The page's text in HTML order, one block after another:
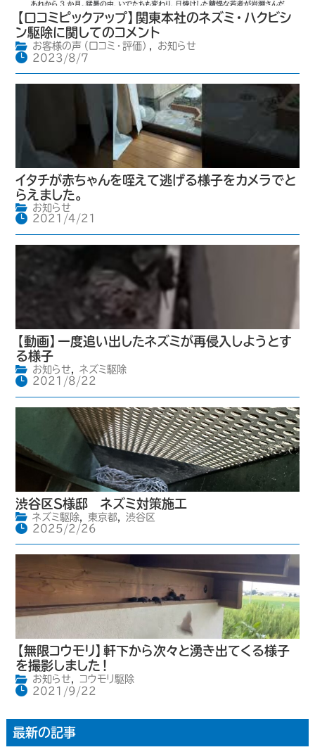
【口コミピックアップ】関東本社のネズミ・ハクビシ
ン駆除に関してのコメント
お客様の声（口コミ・評価） ,
お知らせ
2023/8/7
イタチが赤ちゃんを咥えて逃げる様子をカメラでと
らえました。
お知らせ
2021/4/21
【動画】一度追い出したネズミが再侵入しようとす
る様子
お知らせ,
ネズミ駆除
2021/8/22
渋谷区S様邸 ネズミ対策施工
ネズミ駆除, 東京都,
渋谷区
2025/2/26
【無限コウモリ】軒下から次々と湧き出てくる様子
を撮影しました！
お知らせ,
コウモリ駆除
2021/9/22
最新の記事